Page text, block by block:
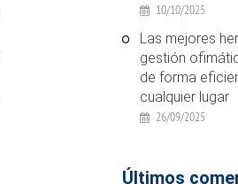
10/10/2025
Las mejores
gestión
de forma
cualquier lugar
26/09/2025
Últimos